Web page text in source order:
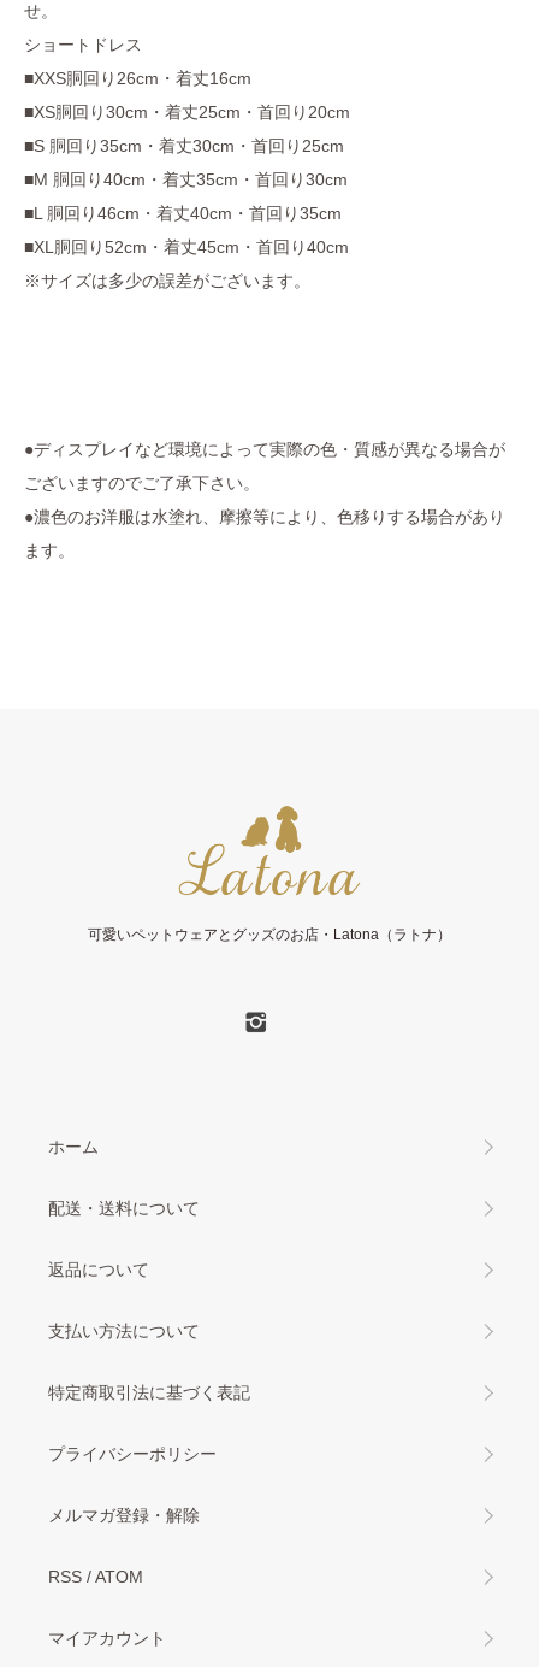
せ。
ショートドレス
■XXS胴回り26cm・着丈16cm
■XS胴回り30cm・着丈25cm・首回り20cm
■S 胴回り35cm・着丈30cm・首回り25cm
■M 胴回り40cm・着丈35cm・首回り30cm
■L 胴回り46cm・着丈40cm・首回り35cm
■XL胴回り52cm・着丈45cm・首回り40cm
※サイズは多少の誤差がございます。
●ディスプレイなど環境によって実際の色・質感が異なる場合が
ございますのでご了承下さい。
●濃色のお洋服は水塗れ、摩擦等により、色移りする場合があり
ます。
可愛いペットウェアとグッズのお店・Latona（ラトナ）
ホーム
配送・送料について
返品について
支払い方法について
特定商取引法に基づく表記
プライバシーポリシー
メルマガ登録・解除
RSS /ATOM
マイアカウント